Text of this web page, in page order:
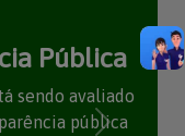
Pública
sendo avaliado
pública